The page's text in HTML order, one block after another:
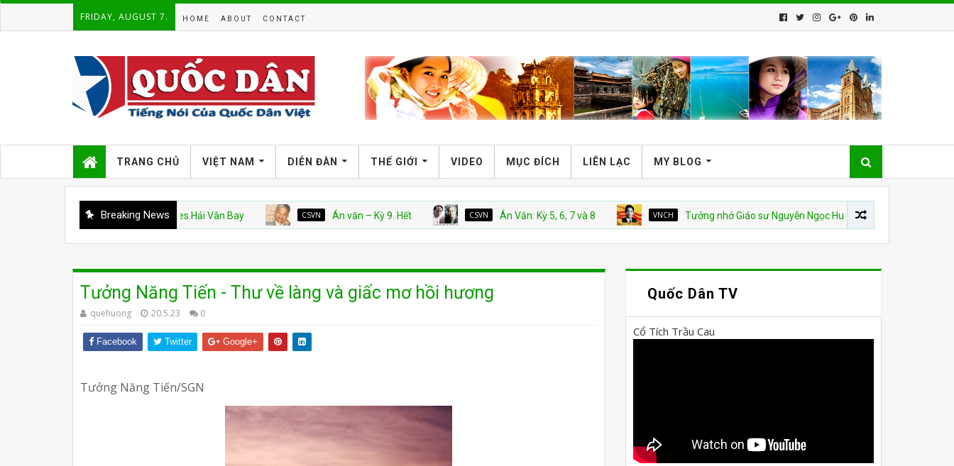
FRIDAY, AUGUST 7. HOME ABOUT CONTACT
TRANG CHỦ VIỆT NAM DIỄN ĐÀN THẾ GIỚI VIDEO MỤC ĐÍCH LIÊN LẠC MY BLOG
Breaking News
Mẫu Hạm Mỹ và Vinhomes Hải Vân Bay CSVN Án văn – Kỳ 9. Hết CSVN Án Văn: Kỳ 5, 6, 7 và 8 VNCH Tưởng nhớ Giáo sư Nguyễn Ngọc Huy QUỐC HẬN 30 THÁNG 4
Tưởng Năng Tiến - Thư về làng và giấc mơ hồi hương
quehuong 20.5.23 0
Facebook Twitter Google+
Tưởng Năng Tiến/SGN
Quốc Dân TV
Cổ Tích Trầu Cau